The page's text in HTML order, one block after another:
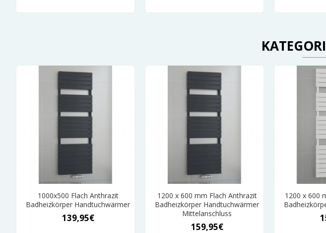
1000x500 Flach Anthrazit
Badheizkörper Handtuchwärmer
139,95€
1200 x 600 mm Flach Anthrazit
Badheizkörper Handtuchwärmer
Mittelanschluss
159,95€
1200 x 600